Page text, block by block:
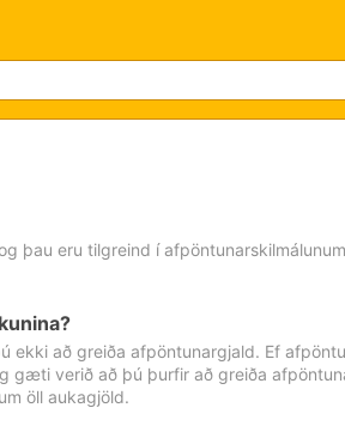
þau eru tilgreind í
ekki að greiða afpöntunargjald. Ef
gæti verið að þú þurfir að greiða
öll aukagjöld.